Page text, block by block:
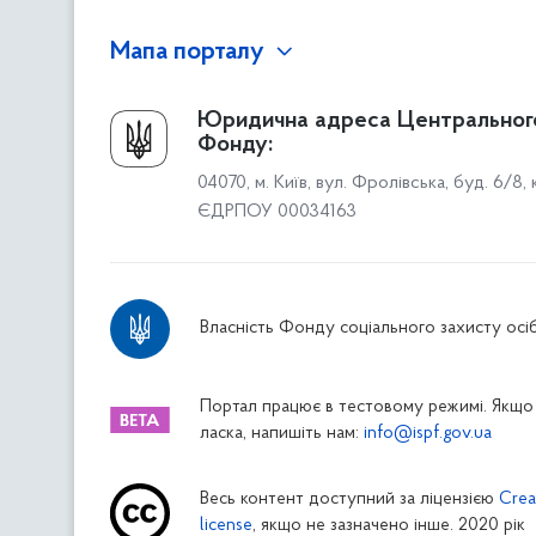
Мапа порталу
Про Фонд
Керівництво
Структура Фонду
Територіальні відділення
Дніпропетровське відділення
Житомирське відділення
Закарпатське відділення
Запорізьке відділення
Івано-Франківське відділення
Юридична адреса
Фонду:
04070, м. Київ, вул. Фролівська, буд. 6/8,
ЄДРПОУ 00034163
Власність Фонду соціального захисту осіб
Портал працює в тестовому режимі. Якщо
ласка, напишіть нам: info@ispf.gov.ua
Весь контент доступний за ліцензією
license, якщо не зазначено інше. 2020 рік